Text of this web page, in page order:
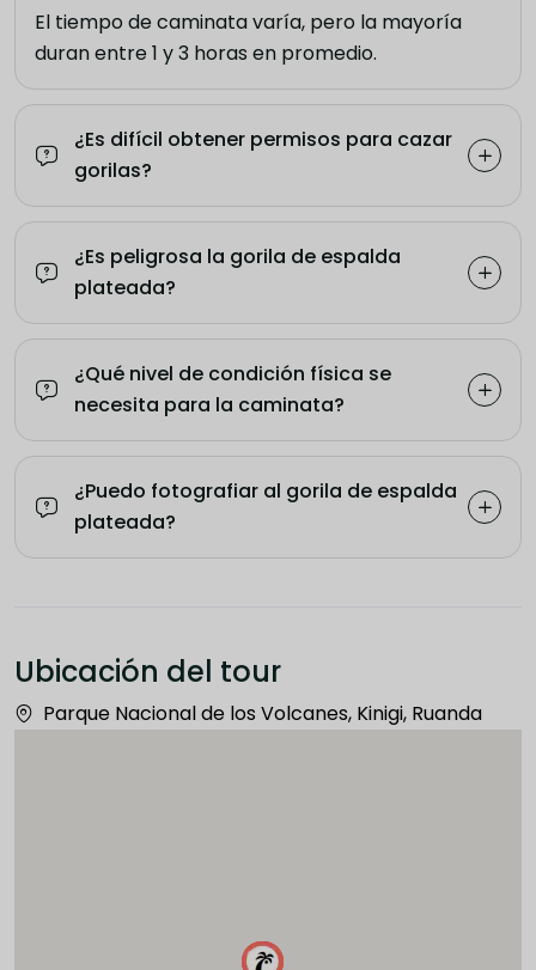
El tiempo de caminata varía, pero la mayoría
duran entre 1 y 3 horas en promedio.
¿Es difícil obtener permisos para cazar
gorilas?
¿Es peligrosa la gorila de espalda
plateada?
¿Qué nivel de condición física se
necesita para la caminata?
¿Puedo fotografiar al gorila de espalda
plateada?
Ubicación del tour
Parque Nacional de los Volcanes, Kinigi, Ruanda